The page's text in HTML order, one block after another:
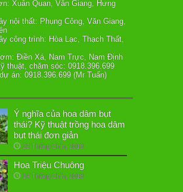
Xuân Quan, Văn Giang, Hưng
nội thất: Phụng Công, Văn Giang,
công trình: Hòa Lạc, Thạch Thất,
Điền Xá, Nam Trực, Nam Định
thuật, chăm sóc: 0918.396.699
án: 0918.396.699 (Mr Tuấn)
Ý nghĩa của hoa dâm bụt
thái? Kỹ thuật trồng hoa dâm
bụt thái đơn giản
22 Tháng Chín, 2018
Hoa Triệu Chuông
14 Tháng Chín, 2018